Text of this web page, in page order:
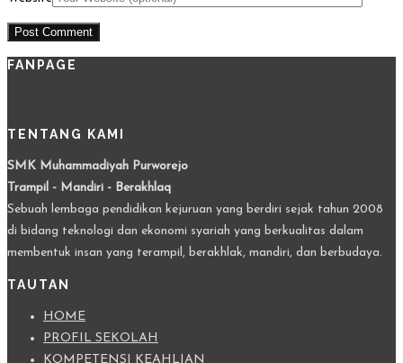
FANPAGE
TENTANG KAMI
SMK Muhammadiyah Purworejo
Trampil - Mandiri - Berakhlaq
Sebuah lembaga pendidikan kejuruan yang berdiri sejak tahun 2008
di bidang teknologi dan ekonomi syariah yang berkualitas dalam
membentuk insan yang terampil, berakhlak, mandiri, dan berbudaya.
TAUTAN
HOME
PROFIL SEKOLAH
KOMPETENSI KEAHLIAN